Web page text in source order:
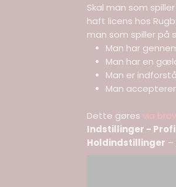
Skal man som
haft licens hos
man som spiller på
Man har
Man har en
Man er
Man
Dette gøres via
Indstillinger -
Holdindstillinger –